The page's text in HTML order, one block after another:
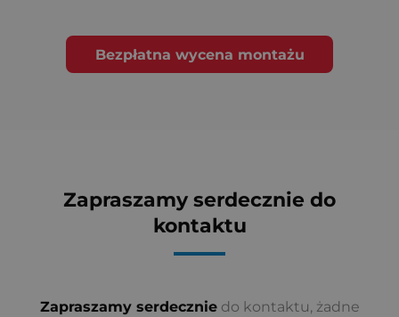
Bezpłatna wycena montażu
Zapraszamy serdecznie do
kontaktu
Zapraszamy serdeczniedo kontaktu, żadne